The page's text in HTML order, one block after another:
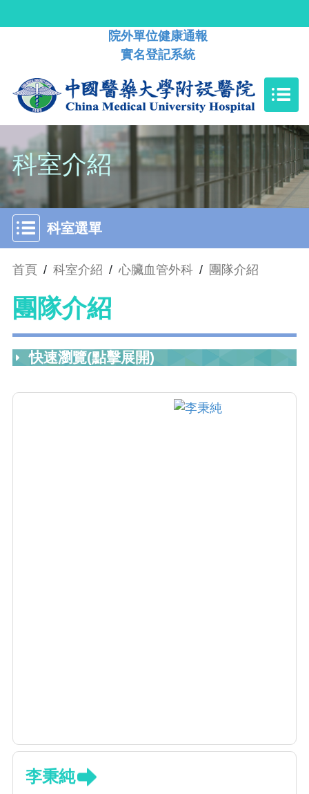
院外單位健康通報
實名登記系統
科室介紹
科室選單
首頁 / 科室介紹 / 心臟血管外科 / 團隊介紹
團隊介紹
快速瀏覽(點擊展開)
李秉純